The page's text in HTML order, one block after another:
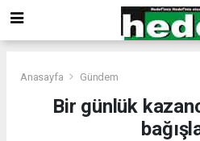
Anasayfa Gündem
Bir günlük